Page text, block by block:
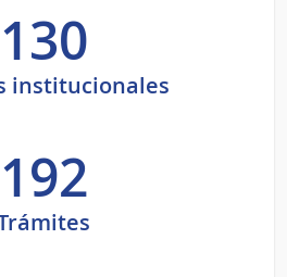
130
institucionales
192